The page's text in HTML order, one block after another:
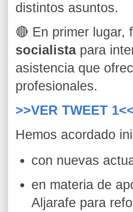
distintos asuntos.
🔴 En primer lugar,
socialistapara
asistencia que
profesionales.
>>VER TWEET
Hemos acordado
con nuevas
en materia de
Aljarafe para